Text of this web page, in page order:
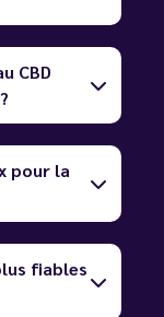
CBD
pour la
fiables